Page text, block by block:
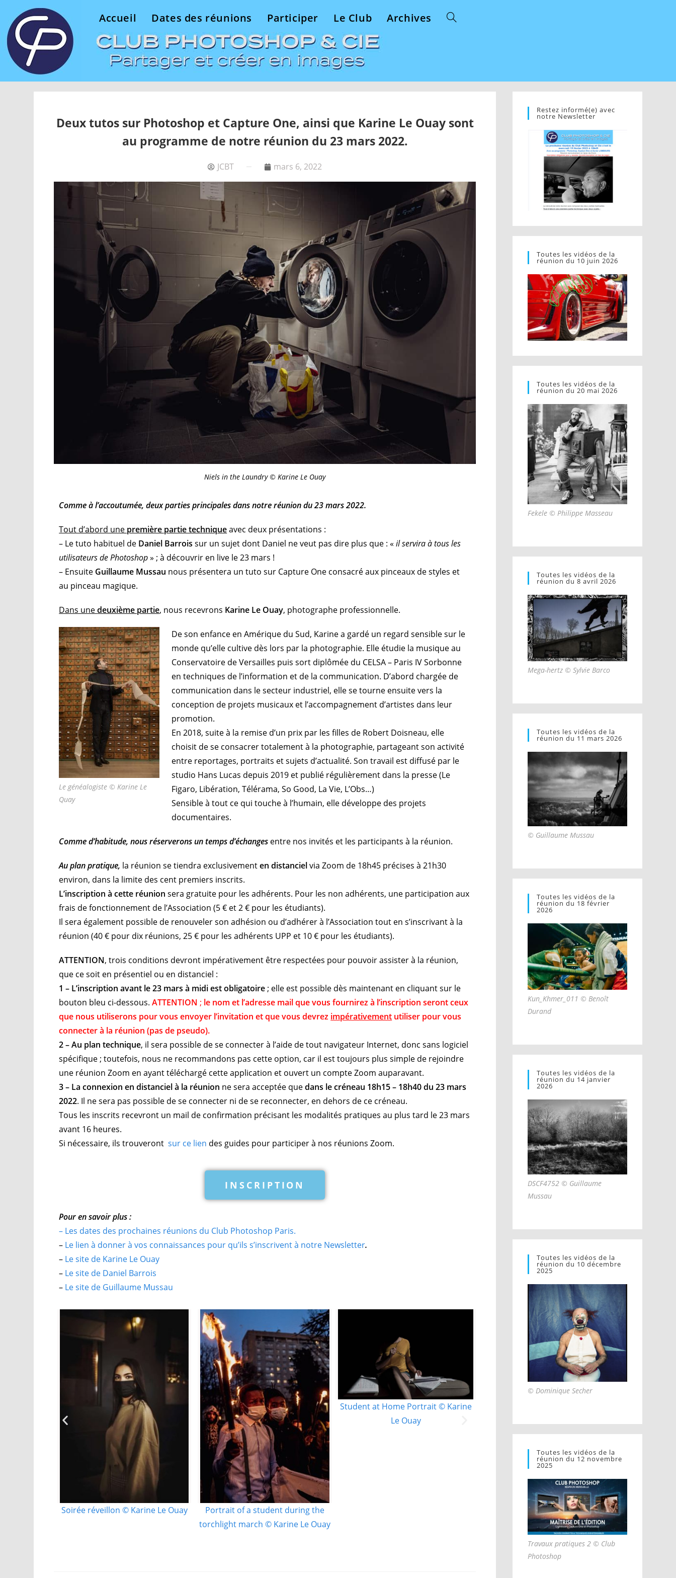
Accueil Dates des réunions Participer Le Club Archives
Deux tutos sur Photoshop et Capture One, ainsi que Karine Le Ouay sont
au programme de notre réunion du 23 mars 2022.
JCBT mars 6, 2022
Niels in the Laundry © Karine Le Ouay
Comme à l’accoutumée, deux parties principales dans notre réunion du 23 mars 2022.
Tout d’abord une première partie techniqueavec deux présentations :
– Le tuto habituel de Daniel Barrois sur un sujet dont Daniel ne veut pas dire plus que : «il servira à tous les
utilisateurs de Photoshop» ; à découvrir en live le 23 mars !
– Ensuite Guillaume Mussau nous présentera un tuto sur Capture One consacré aux pinceaux de styles et
au pinceau magique.
Dans unedeuxième partie, nous recevrons Karine Le Ouay, photographe professionnelle.
Le généalogiste © Karine Le
Quay
De son enfance en Amérique du Sud, Karine a gardé un regard sensible sur le
monde qu’elle cultive dès lors par la photographie. Elle étudie la musique au
Conservatoire de Versailles puis sort diplômée du CELSA – Paris IV Sorbonne
en techniques de l’information et de la communication. D’abord chargée de
communication dans le secteur industriel, elle se tourne ensuite vers la
conception de projets musicaux et l’accompagnement d’artistes dans leur
promotion.
En 2018, suite à la remise d’un prix par les filles de Robert Doisneau, elle
choisit de se consacrer totalement à la photographie, partageant son activité
entre reportages, portraits et sujets d’actualité. Son travail est diffusé par le
studio Hans Lucas depuis 2019 et publié régulièrement dans la presse (Le
Figaro, Libération, Télérama, So Good, La Vie, L’Obs…)
Sensible à tout ce qui touche à l’humain, elle développe des projets
documentaires.
Comme d’habitude, nous réserverons un temps d’échanges entre nos invités et les participants à la réunion.
Au plan pratique, la réunion se tiendra exclusivementen distancielvia Zoom de 18h45 précises à 21h30
environ, dans la limite des cent premiers inscrits.
L’inscription à cette réunion sera gratuite pour les adhérents. Pour les non adhérents, une participation aux
frais de fonctionnement de l’Association (5 € et 2 € pour les étudiants).
Il sera également possible de renouveler son adhésion ou d’adhérer à l’Association tout en s’inscrivant à la
réunion (40 € pour dix réunions, 25 € pour les adhérents UPP et 10 € pour les étudiants).
ATTENTION, trois conditions devront impérativement être respectées pour pouvoir assister à la réunion,
que ce soit en présentiel ou en distanciel :
1 – L’inscription avant le 23 mars à midi est obligatoire ; elle est possible dès maintenant en cliquant sur le
bouton bleu ci-dessous.ATTENTION ; le nom et l’adresse mail que vous fournirez à l’inscription seront ceux
que nous utiliserons pour vous envoyer l’invitation et que vous devrez impérativement utiliser pour vous
connecter à la réunion (pas de pseudo).
2 – Au plan technique, il sera possible de se connecter à l’aide de tout navigateur Internet, donc sans logiciel
spécifique ; toutefois, nous ne recommandons pas cette option, car il est toujours plus simple de rejoindre
une réunion Zoom en ayant téléchargé cette application et ouvert un compte Zoom auparavant.
3 – La connexion en distanciel à la réunion ne sera acceptée quedans le créneau 18h15 – 18h40 du 23 mars
2022. Il ne sera pas possible de se connecter ni de se reconnecter, en dehors de ce créneau.
Tous les inscrits recevront un mail de confirmation précisant les modalités pratiques au plus tard le 23 mars
avant 16 heures.
Si nécessaire, ils trouverontsur ce lien des guides pour participer à nos réunions Zoom.
INSCRIPTION
Pour en savoir plus :
– Les dates des prochaines réunions du Club Photoshop Paris.
– Le lien à donner à vos connaissances pour qu’ils s’inscrivent à notre Newsletter.
– Le site de Karine Le Ouay
– Le site de Daniel Barrois
– Le site de Guillaume Mussau
Soirée réveillon © Karine Le Ouay
Portrait of a student during the
torchlight march © Karine Le Ouay
Student at Home Portrait © Karine
Le Ouay
Kaba set up the market © Karine Le
Ouay
Sommet sur
Restez informé(e) avec
notre Newsletter
Toutes les vidéos de la
réunion du 10 juin 2026
Toutes les vidéos de la
réunion du 20 mai 2026
Fekele © Philippe Masseau
Toutes les vidéos de la
réunion du 8 avril 2026
Mega-hertz © Sylvie Barco
Toutes les vidéos de la
réunion du 11 mars 2026
© Guillaume Mussau
Toutes les vidéos de la
réunion du 18 février
2026
Kun_Khmer_011 © Benoît
Durand
Toutes les vidéos de la
réunion du 14 janvier
2026
DSCF4752 © Guillaume
Mussau
Toutes les vidéos de la
réunion du 10 décembre
2025
© Dominique Secher
Toutes les vidéos de la
réunion du 12 novembre
2025
Travaux pratiques 2 © Club
Photoshop